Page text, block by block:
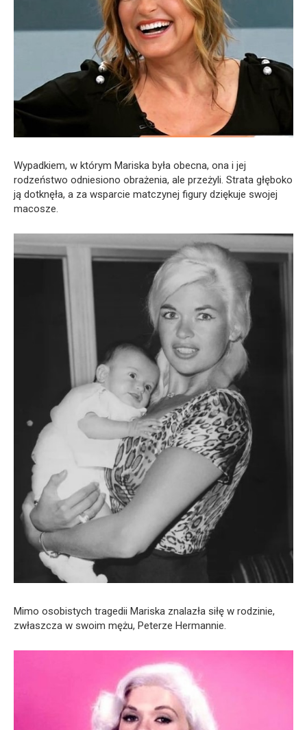
Wypadkiem, w którym Mariska była obecna, ona i jej
rodzeństwo odniesiono obrażenia, ale przeżyli. Strata głęboko
ją dotknęła, a za wsparcie matczynej figury dziękuje swojej
macosze.
Mimo osobistych tragedii Mariska znalazła siłę w rodzinie,
zwłaszcza w swoim mężu, Peterze Hermannie.